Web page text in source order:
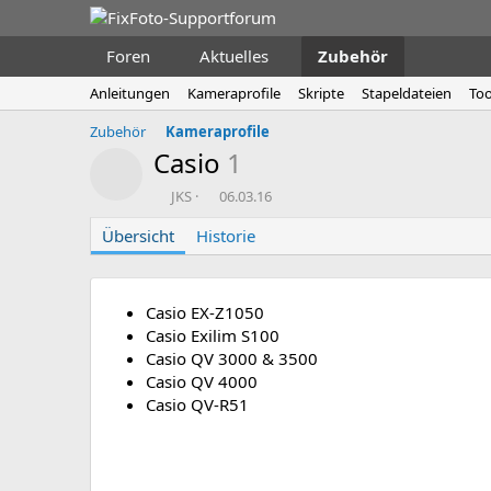
Foren Aktuelles Zubehör
Anleitungen Kameraprofile Skripte Stapeldateien
Zubehör
Kameraprofile
Ressourcen-Icon
Casio 1
A
t
o
r
JKS
D
t
u
m
r
s
t
e
l
06.03.16
Übersicht Historie
Casio EX-Z1050
Casio Exilim S100
Casio QV 3000 & 3500
Casio QV 4000
Casio QV-R51